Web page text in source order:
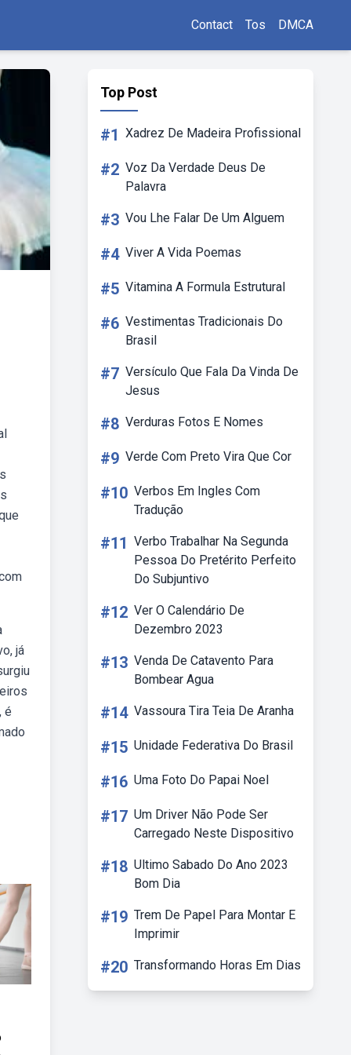
Contact Tos DMCA
já
é
Top Post
#1 Xadrez De Madeira Profissional
#2 Voz Da Verdade Deus De
Palavra
#3 Vou Lhe Falar De Um Alguem
#4 Viver A Vida Poemas
#5 Vitamina A Formula Estrutural
#6 Vestimentas Tradicionais Do
Brasil
#7 Versículo Que Fala Da Vinda De
Jesus
#8 Verduras Fotos E Nomes
#9 Verde Com Preto Vira Que Cor
#10 Verbos Em Ingles Com
Tradução
#11 Verbo Trabalhar Na Segunda
Pessoa Do Pretérito Perfeito
Do Subjuntivo
#12 Ver O Calendário De
Dezembro 2023
#13 Venda De Catavento Para
Bombear Agua
#14 Vassoura Tira Teia De Aranha
#15 Unidade Federativa Do Brasil
#16 Uma Foto Do Papai Noel
#17 Um Driver Não Pode Ser
Carregado Neste Dispositivo
#18 Ultimo Sabado Do Ano 2023
Bom Dia
#19 Trem De Papel Para Montar E
Imprimir
#20 Transformando Horas Em Dias